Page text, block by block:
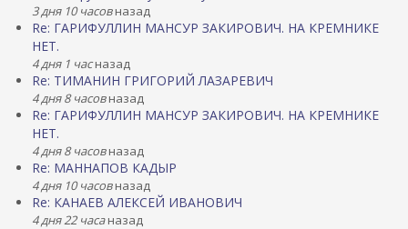
3 дня 10 часовназад
Re: ГАРИФУЛЛИН МАНСУР ЗАКИРОВИЧ. НА КРЕМНИКЕ
НЕТ.
4 дня 1 часназад
Re: ТИМАНИН ГРИГОРИЙ ЛАЗАРЕВИЧ
4 дня 8 часовназад
Re: ГАРИФУЛЛИН МАНСУР ЗАКИРОВИЧ. НА КРЕМНИКЕ
НЕТ.
4 дня 8 часовназад
Re: МАННАПОВ КАДЫР
4 дня 10 часовназад
Re: КАНАЕВ АЛЕКСЕЙ ИВАНОВИЧ
4 дня 22 часаназад